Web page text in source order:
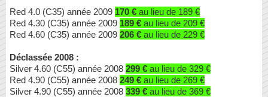
Red 4.0 (C35) année 2009 170 € au lieu de 189 €
Red 4.30 (C35) année 2009 189 € au lieu de 209 €
Red 4.60 (C35) année 2009 206 € au lieu de 229 €
Déclassée 2008 :
Silver 4.60 (C55) année 2008 299 € au lieu de 329 €
Red 4.90 (C55) année 2008 249 € au lieu de 269 €
Silver 4.90 (C55) année 2008 339 € au lieu de 369 €